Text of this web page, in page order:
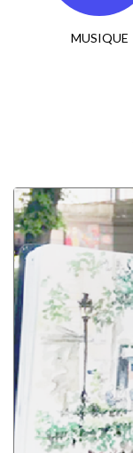
MUSIQUE